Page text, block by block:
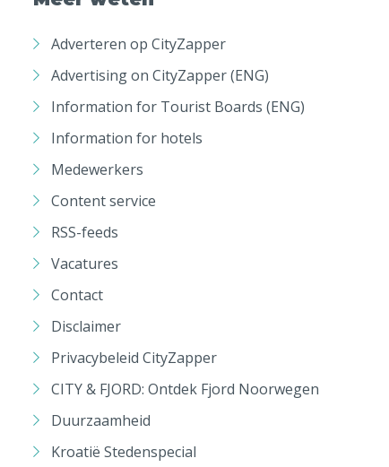
Adverteren op CityZapper
Advertising on CityZapper (ENG)
Information for Tourist Boards (ENG)
Information for hotels
Medewerkers
Content service
RSS-feeds
Vacatures
Contact
Disclaimer
Privacybeleid CityZapper
CITY & FJORD: Ontdek Fjord Noorwegen
Duurzaamheid
Kroatië Stedenspecial